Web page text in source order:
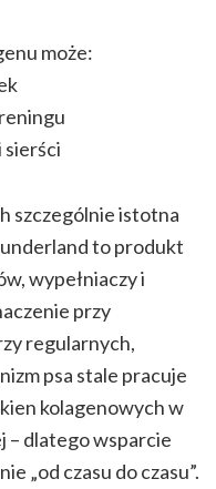
może:
sierści
szczególnie istotna
to produkt
wypełniaczy i
przy
regularnych,
psa stale pracuje
kolagenowych w
– dlatego wsparcie
„od czasu do czasu”.